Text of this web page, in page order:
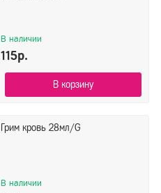
В наличии
115р.
В корзину
Грим кровь 28мл/G
В наличии